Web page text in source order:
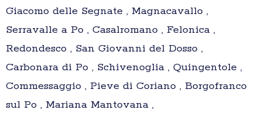
Giacomo delle Segnate , Magnacavallo ,
Serravalle a Po , Casalromano , Felonica ,
Redondesco , San Giovanni del Dosso ,
Carbonara di Po , Schivenoglia , Quingentole ,
Commessaggio , Pieve di Coriano , Borgofranco
sul Po , Mariana Mantovana ,